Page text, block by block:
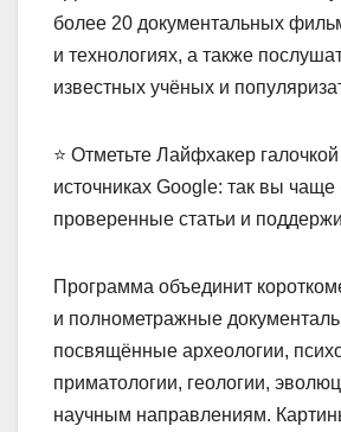
более 20 документальных
и технологиях, а также
известных учёных и
⭐ Отметьте Лайфхакер
источниках Google: так вы чаще
проверенные статьи и
Программа объединит
и полнометражные
посвящённые археологии,
приматологии, геологии,
научным направлениям.